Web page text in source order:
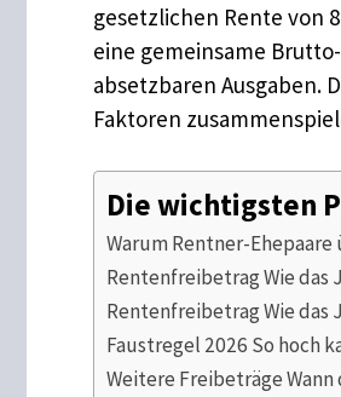
gesetzlichen Rente von
eine gemeinsame
absetzbaren Ausgaben.
Faktoren
Die wichtigsten
Warum Rentner-
Rentenfreibetrag Wie
Rentenfreibetrag Wie
Faustregel 2026 So hoch
Weitere Freibeträge